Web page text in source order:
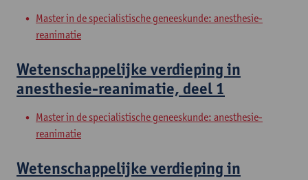
Master in de specialistische geneeskunde: anesthesie-
reanimatie
Wetenschappelijke verdieping in
anesthesie-reanimatie, deel 1
Master in de specialistische geneeskunde: anesthesie-
reanimatie
Wetenschappelijke verdieping in